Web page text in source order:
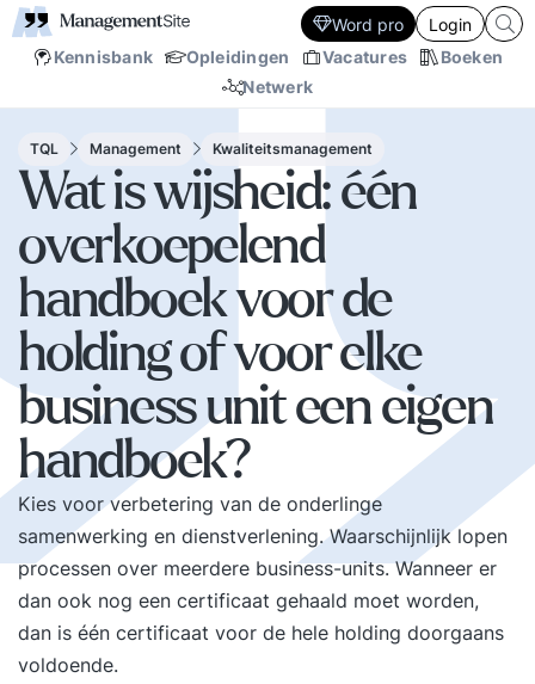
Kennisbank Opleidingen Vacatures
Boeken
Netwerk
Word pro Login
TQL Management Kwaliteitsmanagement
Wat is wijsheid: één
overkoepelend
handboek voor de
holding of voor elke
business unit een eigen
handboek?
Kies voor verbetering van de onderlinge
samenwerking en dienstverlening. Waarschijnlijk lopen
processen over meerdere business-units. Wanneer er
dan ook nog een certificaat gehaald moet worden,
dan is één certificaat voor de hele holding doorgaans
voldoende.